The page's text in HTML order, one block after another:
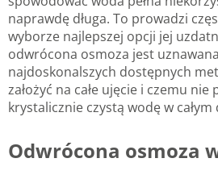
naprawdę długa. To prowadzi
wyborze najlepszej opcji jej
odwrócona osmoza jest
najdoskonalszych dostępnych
założyć na całe ujęcie i czemu nie
krystalicznie czystą wodę w całym
Odwrócona osmoza